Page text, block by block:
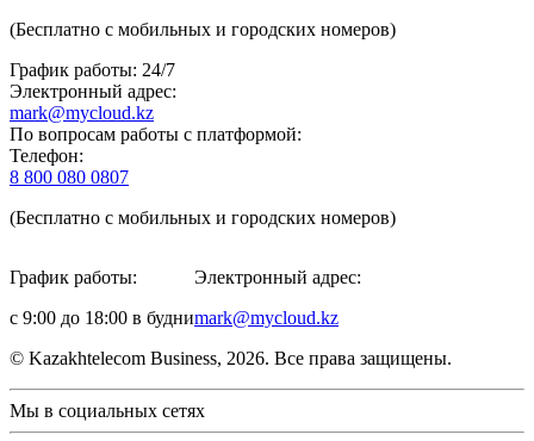
(Бесплатно с мобильных и городских номеров)
График работы: 24/7
Электронный адрес:
mark@mycloud.kz
По вопросам работы с платформой:
Телефон:
8 800 080 0807
(Бесплатно с мобильных и городских номеров)
График работы:
с 9:00 до 18:00 в будни
Электронный адрес:
mark@mycloud.kz
© Kazakhtelecom Business, 2026. Все права защищены.
Мы в социальных сетях